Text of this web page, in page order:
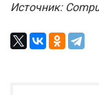
Источник: